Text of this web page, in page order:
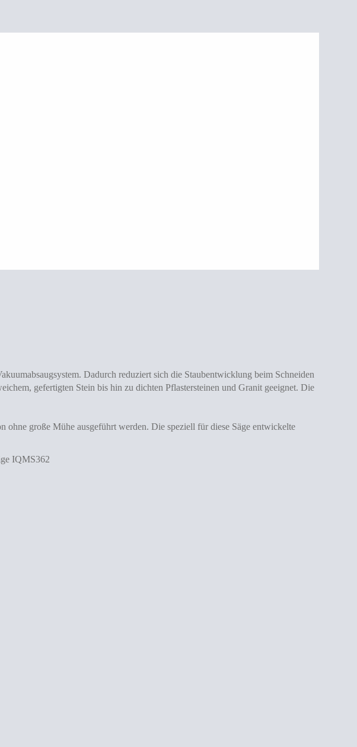
Dadurch reduziert sich die Staubentwicklung beim Schneiden
gefertigten Stein bis hin zu dichten Pflastersteinen und Granit geeignet. Die
ohne große Mühe ausgeführt werden. Die speziell für diese Säge entwickelte